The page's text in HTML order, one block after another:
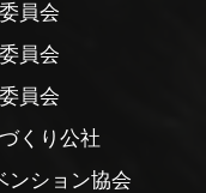
員会
員会
員会
くり公社
ンション協会